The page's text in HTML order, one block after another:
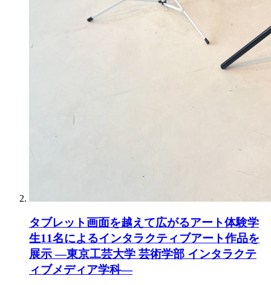
タブレット画面を越えて広がるアート体験学
生11名によるインタラクティブアート作品を
展示 ―東京工芸大学 芸術学部 インタラクテ
ィブメディア学科―